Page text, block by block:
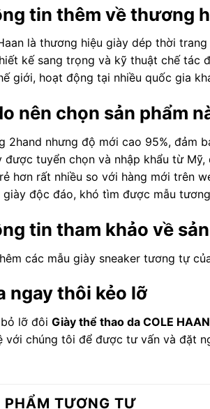
tin thêm về thương
là thương hiệu giày dép thời
kế sang trọng và kỹ thuật chế tác
giới, hoạt động tại nhiều quốc gia
nên chọn sản phẩm
2hand nhưng độ mới cao 95%, đảm
được tuyển chọn và nhập khẩu từ Mỹ,
hơn rất nhiều so với hàng mới trên
giày độc đáo, khó tìm được mẫu
tin tham khảo về
các mẫu giày sneaker tương tự
ngay thôi kẻo lỡ
lỡ đôi Giày thể thao da COLE
với chúng tôi để được tư vấn và đặt
PHẨM TƯƠNG TỰ